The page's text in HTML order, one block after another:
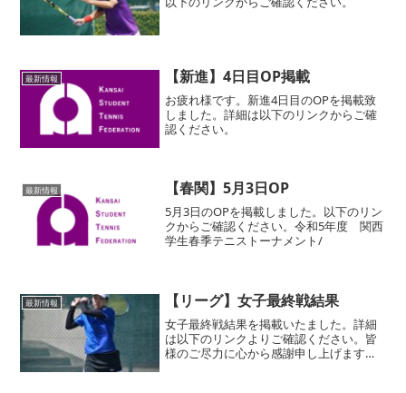
最新情報 【新進】4日目OP掲載
お疲れ様です。新進4日目のOPを掲載致
しました。詳細は以下のリンクからご確
認ください。
最新情報 【春関】5月3日OP
5月3日のOPを掲載しました。以下のリン
クからご確認ください。令和5年度 関西
学生春季テニストーナメント/
最新情報 【リーグ】女子最終戦結果
女子最終戦結果を掲載いたました。詳細
は以下のリンクよりご確認ください。皆
様のご尽力に心から感謝申し上げます。